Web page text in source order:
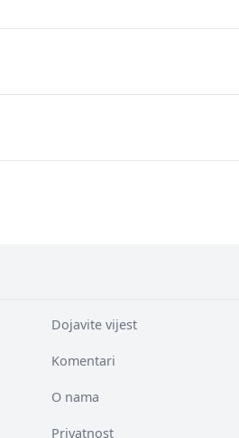
Dojavite vijest
Komentari
O nama
Privatnost